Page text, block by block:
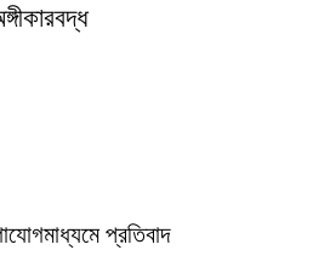
প্রতিবাদ